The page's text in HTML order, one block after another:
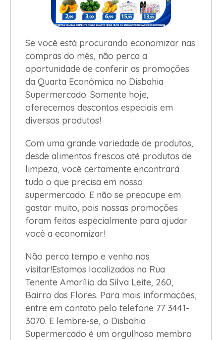
Se você está procurando economizar nas
compras do mês, não perca a
oportunidade de conferir as promoções
da Quarta Econômica no Disbahia
Supermercado. Somente hoje,
oferecemos descontos especiais em
diversos produtos!
Com uma grande variedade de produtos,
desde alimentos frescos até produtos de
limpeza, você certamente encontrará
tudo o que precisa em nosso
supermercado. E não se preocupe em
gastar muito, pois nossas promoções
foram feitas especialmente para ajudar
você a economizar!
Não perca tempo e venha nos
visitar!Estamos localizados na Rua
Tenente Amarílio da Silva Leite, 260,
Bairro das Flores. Para mais informações,
entre em contato pelo telefone 77 3441-
3070. E lembre-se, o Disbahia
Supermercado é um orgulhoso membro